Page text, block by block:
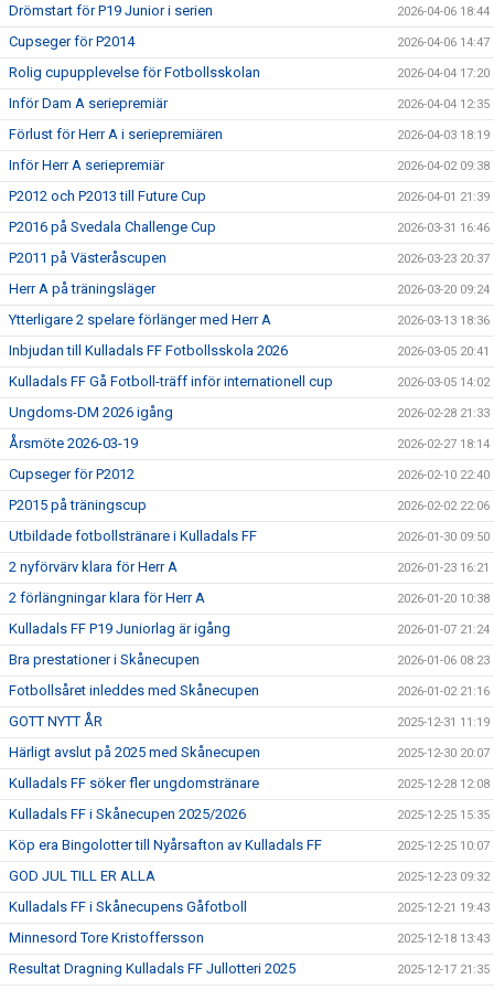
Drömstart för P19 Junior i serien 2026-04-06 18:44
Cupseger för P2014 2026-04-06 14:47
Rolig cupupplevelse för Fotbollsskolan 2026-04-04 17:20
Inför Dam A seriepremiär 2026-04-04 12:35
Förlust för Herr A i seriepremiären 2026-04-03 18:19
Inför Herr A seriepremiär 2026-04-02 09:38
P2012 och P2013 till Future Cup 2026-04-01 21:39
P2016 på Svedala Challenge Cup 2026-03-31 16:46
P2011 på Västeråscupen 2026-03-23 20:37
Herr A på träningsläger 2026-03-20 09:24
Ytterligare 2 spelare förlänger med Herr A 2026-03-13 18:36
Inbjudan till Kulladals FF Fotbollsskola 2026 2026-03-05 20:41
Kulladals FF Gå Fotboll-träff inför internationell cup 2026-03-05 14:02
Ungdoms-DM 2026 igång 2026-02-28 21:33
Årsmöte 2026-03-19 2026-02-27 18:14
Cupseger för P2012 2026-02-10 22:40
P2015 på träningscup 2026-02-02 22:06
Utbildade fotbollstränare i Kulladals FF 2026-01-30 09:50
2 nyförvärv klara för Herr A 2026-01-23 16:21
2 förlängningar klara för Herr A 2026-01-20 10:38
Kulladals FF P19 Juniorlag är igång 2026-01-07 21:24
Bra prestationer i Skånecupen 2026-01-06 08:23
Fotbollsåret inleddes med Skånecupen 2026-01-02 21:16
GOTT NYTT ÅR 2025-12-31 11:19
Härligt avslut på 2025 med Skånecupen 2025-12-30 20:07
Kulladals FF söker fler ungdomstränare 2025-12-28 12:08
Kulladals FF i Skånecupen 2025/2026 2025-12-25 15:35
Köp era Bingolotter till Nyårsafton av Kulladals FF 2025-12-25 10:07
GOD JUL TILL ER ALLA 2025-12-23 09:32
Kulladals FF i Skånecupens Gåfotboll 2025-12-21 19:43
Minnesord Tore Kristoffersson 2025-12-18 13:43
Resultat Dragning Kulladals FF Jullotteri 2025 2025-12-17 21:35